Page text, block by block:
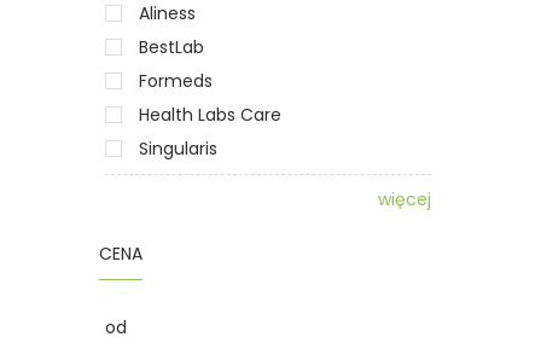
Aliness
BestLab
Formeds
Health Labs Care
Singularis
więcej
CENA
od